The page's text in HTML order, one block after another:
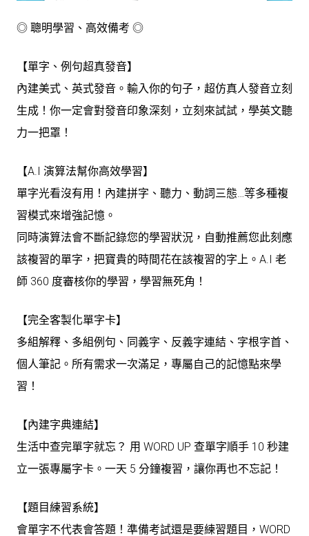
◎ 聰明學習、高效備考 ◎
【單字、例句超真發音】
內建美式、英式發音。輸入你的句子，超仿真人發音立刻
生成！你一定會對發音印象深刻，立刻來試試，學英文聽
力一把罩！
【A.I 演算法幫你高效學習】
單字光看沒有用！內建拼字、聽力、動詞三態…等多種複
習模式來增強記憶。
同時演算法會不斷記錄您的學習狀況，自動推薦您此刻應
該複習的單字，把寶貴的時間花在該複習的字上。A.I 老
師 360 度審核你的學習，學習無死角！
【完全客製化單字卡】
多組解釋、多組例句、同義字、反義字連結、字根字首、
個人筆記。所有需求一次滿足，專屬自己的記憶點來學
習！
【內建字典連結】
生活中查完單字就忘？ 用 WORD UP 查單字順手 10 秒建
立一張專屬字卡。一天 5 分鐘複習，讓你再也不忘記！
【題目練習系統】
會單字不代表會答題！準備考試還是要練習題目，WORD